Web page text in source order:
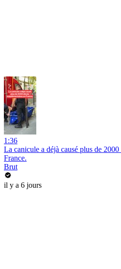
1:36
La canicule a déjà causé plus de 2000
France.
Brut
il y a 6 jours